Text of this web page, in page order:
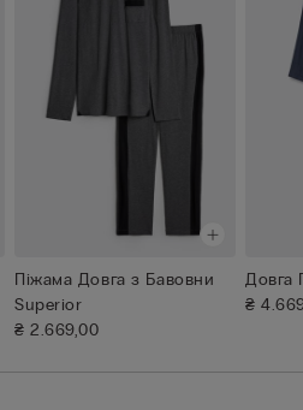
Піжама Довга з Бавовни
Superior
₴ 2.669,00
Довга
₴